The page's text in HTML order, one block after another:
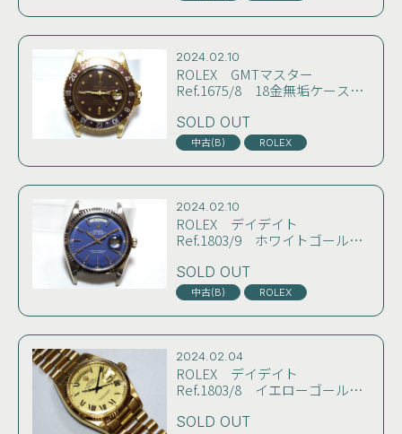
2024.02.10
ROLEX GMTマスター
Ref.1675/8 18金無垢ケース
＋バトン針仕様 純正リベット
ブレス付き コンディション良
好
SOLD OUT
中古(B) ROLEX
2024.02.10
ROLEX デイデイト
Ref.1803/9 ホワイトゴールド
ル 国内正規保証書とクロノメ
ーター証付き コンディション
良好
SOLD OUT
中古(B) ROLEX
2024.02.04
ROLEX デイデイト
Ref.1803/8 イエローゴールド
ーマン)ダイヤル 71年製 当時
SOLD OUT